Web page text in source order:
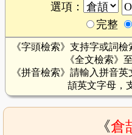
選項：
完整
《字頭檢索》支持字或詞
《全文檢索》
《拼音檢索》請輸入拼音
頡英文字母，
《倉